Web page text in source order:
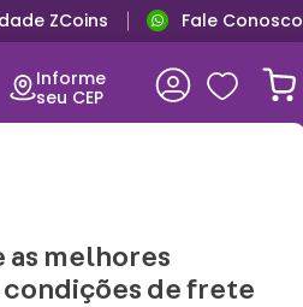
ZCoins Fale Conosco
Informe
seu CEP
as melhores
condições de frete
carrinho e
1a compra.
Copiar